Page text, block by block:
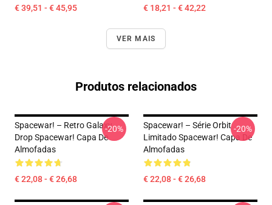
€ 39,51 - € 45,95 € 18,21 - € 42,22
VER MAIS
Produtos relacionados
Spacewar! – Retro Galaxy
Drop Spacewar! Capa De
Almofadas
€ 22,08 - € 26,68
-20%
Spacewar! – Série Orbit
Limitado Spacewar! Capa De
Almofadas
€ 22,08 - € 26,68
-20%